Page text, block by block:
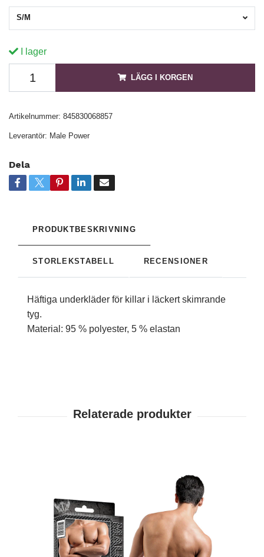
S/M
I lager
LÄGG I KORGEN
Artikelnummer: 845830068857
Leverantör: Male Power
Dela
PRODUKTBESKRIVNING
STORLEKSTABELL RECENSIONER
Häftiga underkläder för killar i läckert skimrande
tyg.
Material: 95 % polyester, 5 % elastan